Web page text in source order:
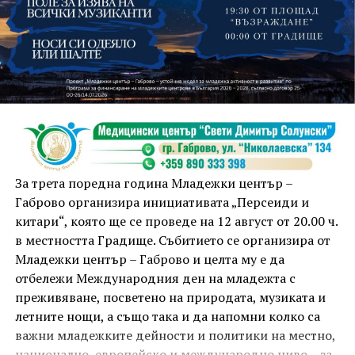
На 13 август организаторите са предвидили
занимания и за здрав дух, и за здраво тяло.
Инструкторката по пилатес и йога Йоанна Петрова
от FitLab ще се погрижи за добрия тонус с групова
тренировка от 19.00 ч., а след това ще има мозъчна
атака с куиз вечер за обща култура. Вечерта ще
приключи с прожекция на новия български
комедиен филм „Брънч за начинаещи“ – в парка,
под звездното дряновско небе.
За трета поредна година Младежки център –
Габрово организира инициативата „Персеиди и
китари“, която ще се проведе на 12 август от 20.00 ч.
в местността Градище. Събитието се организира от
Младежки център – Габрово и целта му е да
отбележи Международния ден на младежта с
преживяване, посветено на природата, музиката и
летните нощи, а също така и да напомни колко са
важни младежките дейности и политики на местно,